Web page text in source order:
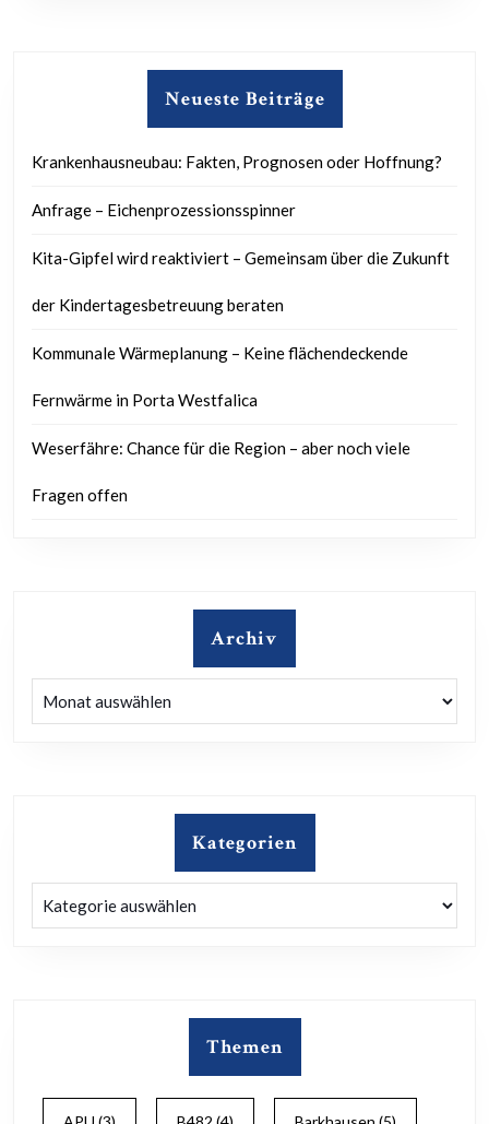
Neueste Beiträge
Krankenhausneubau: Fakten, Prognosen oder Hoffnung?
Anfrage – Eichenprozessionsspinner
Kita-Gipfel wird reaktiviert – Gemeinsam über die Zukunft
der Kindertagesbetreuung beraten
Kommunale Wärmeplanung – Keine flächendeckende
Fernwärme in Porta Westfalica
Weserfähre: Chance für die Region – aber noch viele
Fragen offen
Archiv
Kategorien
Themen